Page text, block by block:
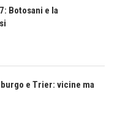
Botosani e la
e Trier: vicine ma